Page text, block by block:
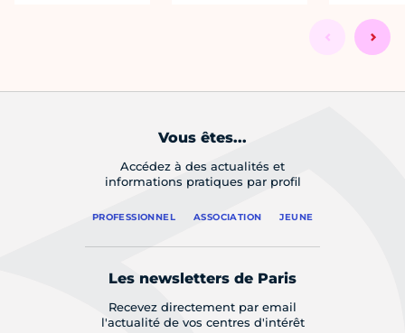
Vous êtes...
Accédez à des actualités et
informations pratiques par profil
PROFESSIONNEL ASSOCIATION JEUNE
Les newsletters de Paris
Recevez directement par email
l'actualité de vos centres d'intérêt